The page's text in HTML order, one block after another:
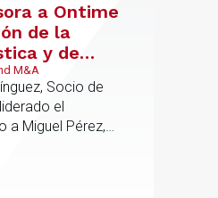
a Ontime
de la
y de
M&A
Socio de
el
a Miguel Pérez,